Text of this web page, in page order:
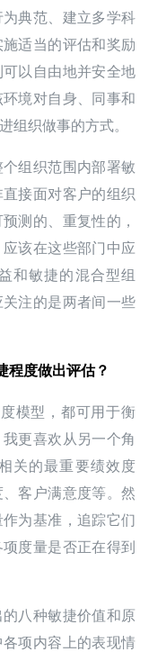
典范、建立多学科
适当的评估和奖励
以自由地并安全地
境对自身、同事和
组织做事的方式。
组织范围内部署敏
接面对客户的组织
测的、重复性的，
该在这些部门中应
和敏捷的混合型组
注的是两者间一些
程度做出评估？
模型，都可用于衡
更喜欢从另一个角
关的最重要绩效度
客户满意度等。然
为基准，追踪它们
度量是否正在得到
八种敏捷价值和原
项内容上的表现情